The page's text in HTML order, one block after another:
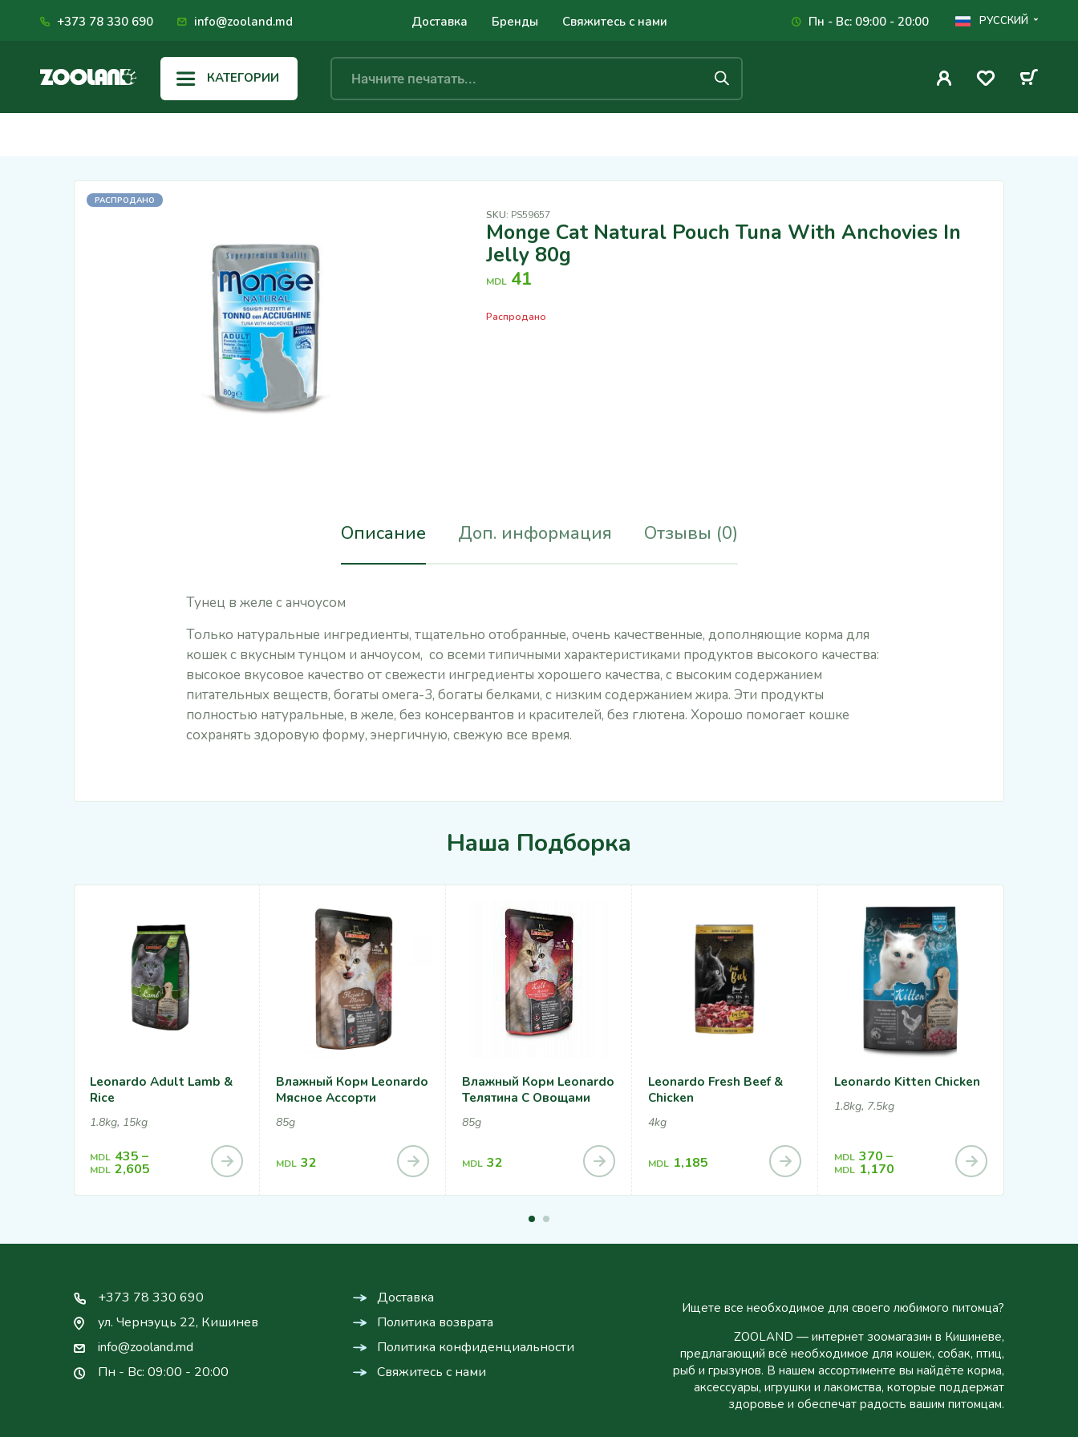
+373 78 330 690 info@zooland.md Доставка Бренды Свяжитесь с нами Пн - Вс: 09:00 - 20:00 РУССКИЙ
КАТЕГОРИИ
РАСПРОДАНО
SKU: PS59657
Monge Cat Natural Pouch Tuna With Anchovies In
Jelly 80g
MDL 41
Распродано
Описание Доп. информация Отзывы (0)
Тунец в желе с анчоусом
Только натуральные ингредиенты, тщательно отобранные, очень качественные, дополняющие корма для
кошек с вкусным тунцом и анчоусом, со всеми типичными характеристиками продуктов высокого качества:
высокое вкусовое качество от свежести ингредиенты хорошего качества, с высоким содержанием
питательных веществ, богаты омега-3, богаты белками, с низким содержанием жира. Эти продукты
полностью натуральные, в желе, без консервантов и красителей, без глютена. Хорошо помогает кошке
сохранять здоровую форму, энергичную, свежую все время.
Наша Подборка
Leonardo Adult Lamb &
Rice
1.8kg, 15kg
MDL 435 –
MDL 2,605
Влажный Корм Leonardo
Мясное Ассорти
85g
MDL 32
Влажный Корм Leonardo
Телятина С Овощами
85g
MDL 32
Leonardo Fresh Beef &
Chicken
4kg
MDL 1,185
Leonardo Kitten Chicken
1.8kg, 7.5kg
MDL 370 –
MDL 1,170
+373 78 330 690
ул. Чернэуць 22, Кишинев
info@zooland.md
Пн - Вс: 09:00 - 20:00
Доставка
Политика возврата
Политика конфиденциальности
Свяжитесь с нами
Ищете все необходимое для своего любимого питомца?
ZOOLAND — интернет зоомагазин в Кишиневе,
предлагающий всё необходимое для кошек, собак, птиц,
рыб и грызунов. В нашем ассортименте вы найдёте корма,
аксессуары, игрушки и лакомства, которые поддержат
здоровье и обеспечат радость вашим питомцам.